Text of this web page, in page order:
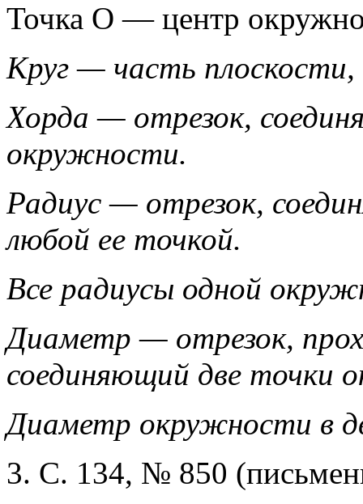
Точка О — центр
Круг — часть
Хорда — отрезок,
окружности.
Радиус — отрезок,
любой ее точкой.
Все радиусы одной
Диаметр — отрезок,
соединяющий две точки
Диаметр окружности в
3. С. 134, № 850